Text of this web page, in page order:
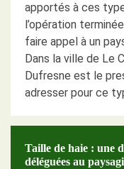
apportés à ces
l’opération
faire appel à un
Dans la ville de Le
Dufresne est le
adresser pour ce
Taille de haie : une
déléguées au